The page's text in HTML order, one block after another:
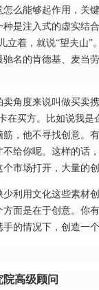
么能够起作用，关
是注入式的虚实结
立着，就说“望夫山
名的肯德基、麦当
角度来说叫做买卖
在买方。比如说我
，他不寻找创意。
给你呢。这样的话
市场打开，大量的
利用文化这些素材
面是在于创意。你
的情况下，创造一
高级顾问